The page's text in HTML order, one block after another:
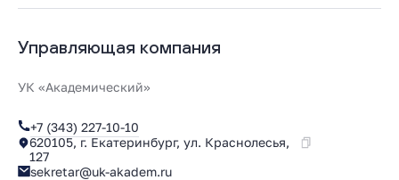
Управляющая компания
УК «Академический»
+7 (343) 227-10-10
620105, г. Екатеринбург, ул. Краснолесья,
127
sekretar@uk-akadem.ru